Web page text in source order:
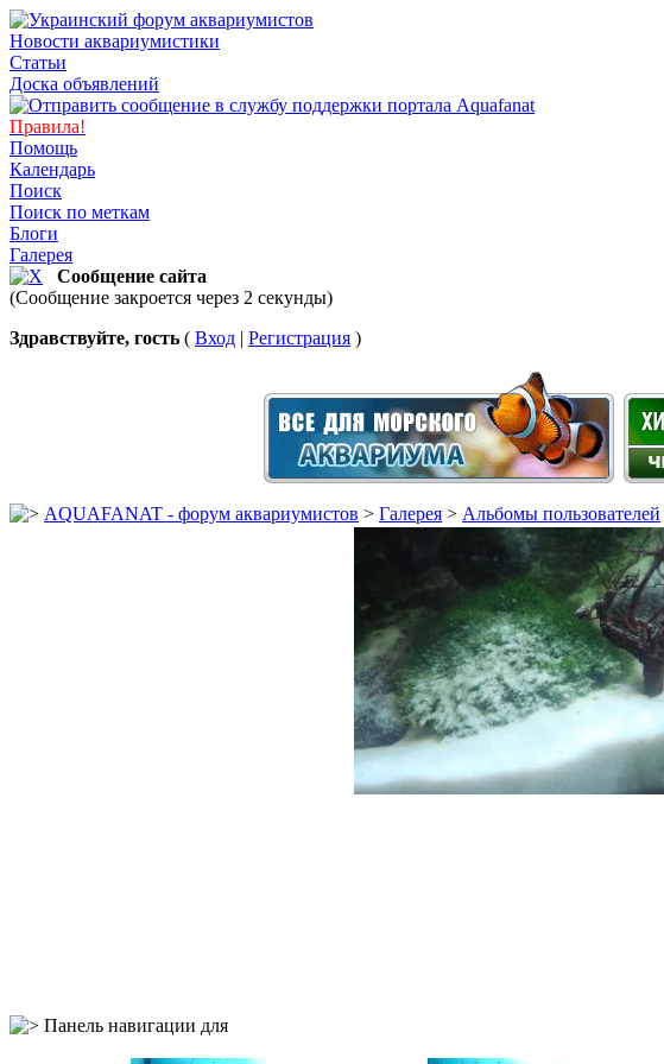
Новости аквариумистики
Статьи
Доска объявлений
Правила!
Помощь
Календарь
Поиск
Поиск по меткам
Блоги
Галерея
Сообщение сайта
(Сообщение закроется через 2 секунды)
Здравствуйте, гость ( Вход | Регистрация )
AQUAFANAT - форум аквариумистов > Галерея > Альбомы пользователей
Панель навигации для